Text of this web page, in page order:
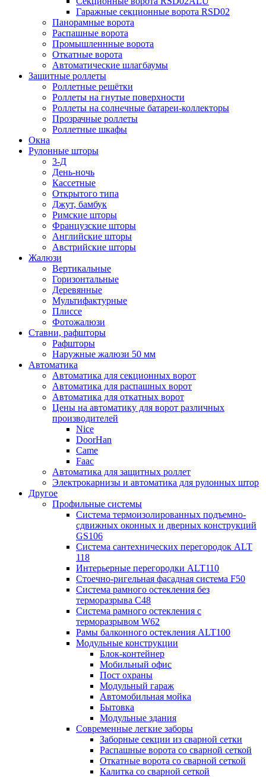
Гаражные секционные ворота RSD02
Панорамные ворота
Распашные ворота
Промышленнные ворота
Откатные ворота
Автоматические шлагбаумы
Защитные роллеты
Роллетные решётки
Роллеты на гнутые поверхности
Роллеты на солнечные батареи-коллекторы
Прозрачные роллеты
Роллетные шкафы
Окна
Рулонные шторы
3-Д
День-ночь
Кассетные
Открытого типа
Джут, бамбук
Римские шторы
Французские шторы
Английские шторы
Австрийские шторы
Жалюзи
Вертикальные
Горизонтальные
Деревянные
Мультифактурные
Плиссе
Фотожалюзи
Ставни, рафшторы
Рафшторы
Наружные жалюзи 50 мм
Автоматика
Автоматика для секционных ворот
Автоматика для распашных ворот
Автоматика для откатных ворот
Цены на автоматику для ворот различных
производителей
Nice
DoorHan
Came
Faac
Автоматика для защитных роллет
Электрокарнизы и автоматика для рулонных штор
Другое
Профильные системы
Система термоизолированных подъемно-
сдвижных оконных и дверных конструкций
GS106
Система сантехнических перегородок ALT
118
Интерьерные перегородки ALT110
Стоечно-ригельная фасадная система F50
Система рамного остекления без
терморазрыва C48
Система рамного остекления с
терморазрывом W62
Рамы балконного остекления ALT100
Модульные конструкции
Блок-контейнер
Мобильный офис
Пост охраны
Модульный гараж
Автомобильная мойка
Бытовка
Модульные здания
Современные легкие заборы
Заборные секции из сварной сетки
Распашные ворота со сварной сеткой
Откатные ворота со сварной сеткой
Калитка со сварной сеткой